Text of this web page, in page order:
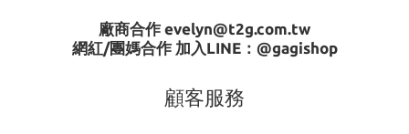
廠商合作 evelyn@t2g.com.tw
網紅/團媽合作 加入LINE： @gagishop
顧客服務